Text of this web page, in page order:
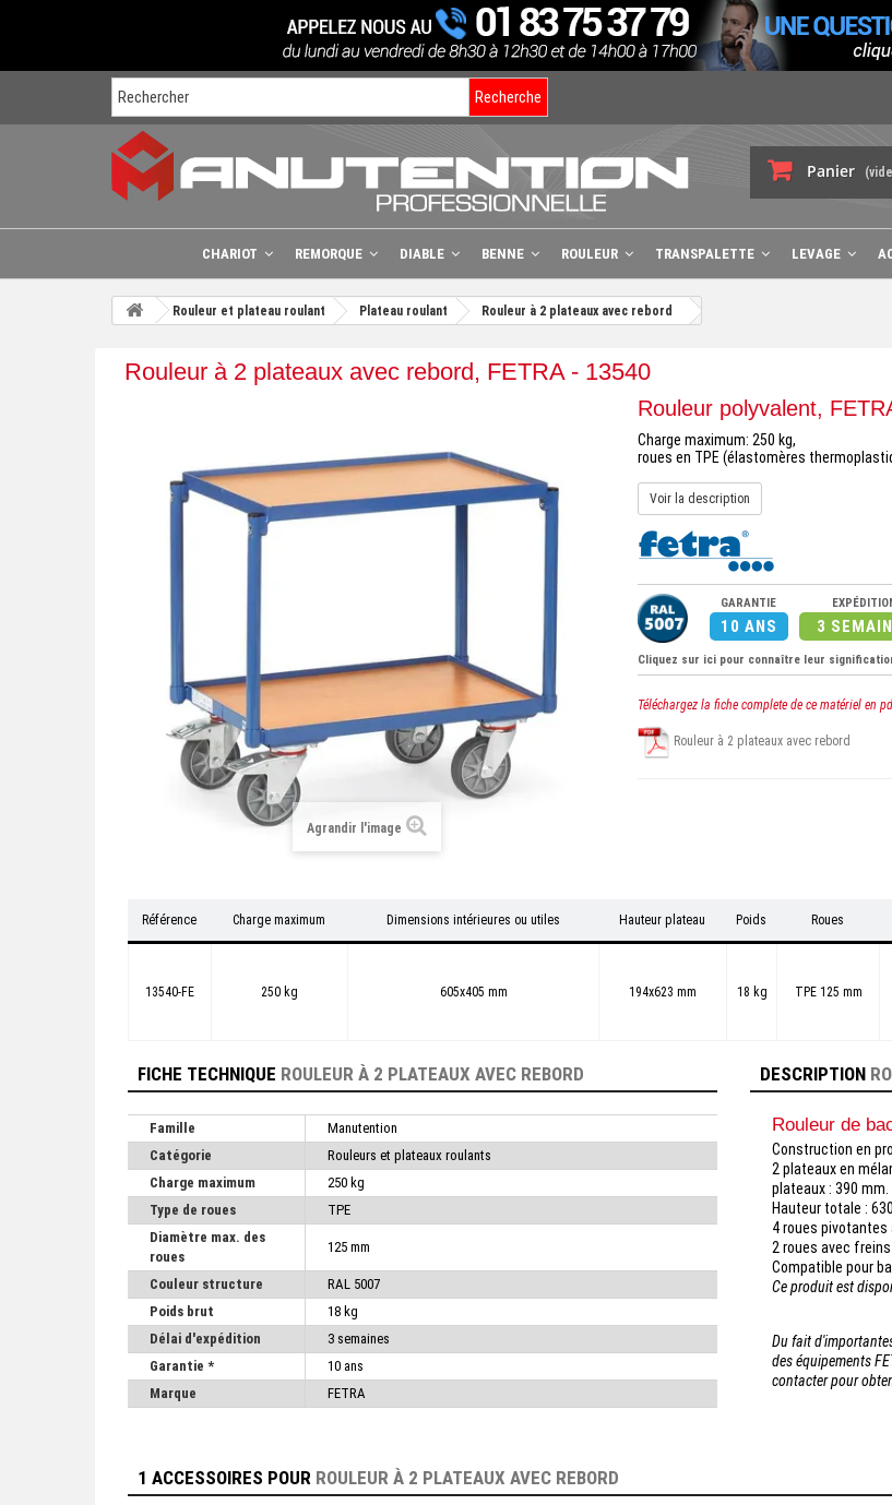
Recherche
Panier
CHARIOT REMORQUE DIABLE BENNE ROULEUR TRANSPALETTE LEVAGE
Rouleur et plateau roulant Plateau roulant Rouleur à 2 plateaux avec rebord
Rouleur à 2 plateaux avec rebord, FETRA - 13540
Agrandir l'image
Rouleur polyvalent,
Charge maximum: 250 kg,
roues en TPE (élastomères
Voir la description
GARANTIE
10 ANS 3
Cliquez sur ici pour connaître leur
Téléchargez la fiche complete de ce matériel en
Rouleur à 2 plateaux avec rebord
Référence Charge maximum Dimensions intérieures ou utiles Hauteur plateau Poids Roues
13540-FE 250 kg 605x405 mm 194x623 mm 18 kg TPE 125 mm
FICHE TECHNIQUE ROULEUR À 2 PLATEAUX AVEC REBORD
Famille
Manutention
Catégorie
Rouleurs et plateaux roulants
Charge maximum
250 kg
Type de roues
TPE
Diamètre max. des
roues
125 mm
Couleur structure
RAL 5007
Poids brut
18 kg
Délai d'expédition
3 semaines
Garantie *
10 ans
Marque
FETRA
DESCRIPTION
Rouleur de
Construction en
2 plateaux en
plateaux : 390 mm.
Hauteur totale :
4 roues pivotantes
2 roues avec
Compatible pour
Ce produit est
Du fait
des équipements
contacter pour
1 ACCESSOIRES POUR ROULEUR À 2 PLATEAUX AVEC REBORD